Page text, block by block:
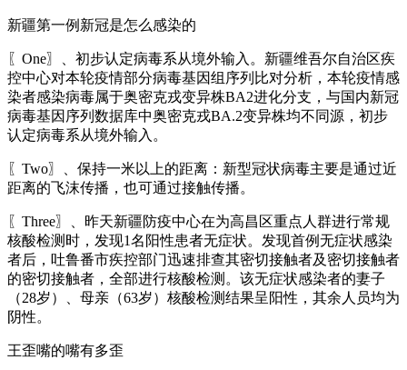
新疆第一例新冠是怎么感染的
〖One〗、初步认定病毒系从境外输入。新疆维吾尔自治区疾
控中心对本轮疫情部分病毒基因组序列比对分析，本轮疫情感
染者感染病毒属于奥密克戎变异株BA2进化分支，与国内新冠
病毒基因序列数据库中奥密克戎BA.2变异株均不同源，初步
认定病毒系从境外输入。
〖Two〗、保持一米以上的距离：新型冠状病毒主要是通过近
距离的飞沫传播，也可通过接触传播。
〖Three〗、昨天新疆防疫中心在为高昌区重点人群进行常规
核酸检测时，发现1名阳性患者无症状。发现首例无症状感染
者后，吐鲁番市疾控部门迅速排查其密切接触者及密切接触者
的密切接触者，全部进行核酸检测。该无症状感染者的妻子
（28岁）、母亲（63岁）核酸检测结果呈阳性，其余人员均为
阴性。
王歪嘴的嘴有多歪